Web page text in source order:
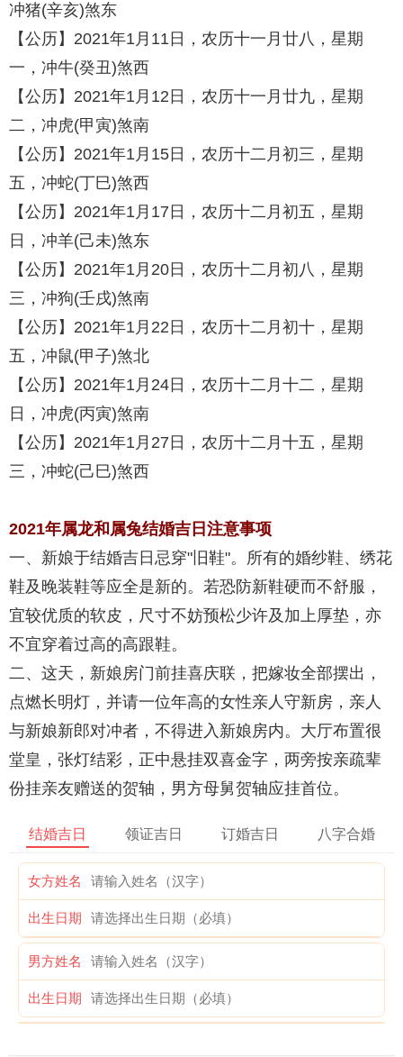
冲猪(辛亥)煞东
【公历】2021年1月11日，农历十一月廿八，星期
一，冲牛(癸丑)煞西
【公历】2021年1月12日，农历十一月廿九，星期
二，冲虎(甲寅)煞南
【公历】2021年1月15日，农历十二月初三，星期
五，冲蛇(丁巳)煞西
【公历】2021年1月17日，农历十二月初五，星期
日，冲羊(己未)煞东
【公历】2021年1月20日，农历十二月初八，星期
三，冲狗(壬戌)煞南
【公历】2021年1月22日，农历十二月初十，星期
五，冲鼠(甲子)煞北
【公历】2021年1月24日，农历十二月十二，星期
日，冲虎(丙寅)煞南
【公历】2021年1月27日，农历十二月十五，星期
三，冲蛇(己巳)煞西
2021年属龙和属兔结婚吉日注意事项
一、新娘于结婚吉日忌穿"旧鞋"。所有的婚纱鞋、绣花
鞋及晚装鞋等应全是新的。若恐防新鞋硬而不舒服，
宜较优质的软皮，尺寸不妨预松少许及加上厚垫，亦
不宜穿着过高的高跟鞋。
二、这天，新娘房门前挂喜庆联，把嫁妆全部摆出，
点燃长明灯，并请一位年高的女性亲人守新房，亲人
与新娘新郎对冲者，不得进入新娘房内。大厅布置很
堂皇，张灯结彩，正中悬挂双喜金字，两旁按亲疏辈
份挂亲友赠送的贺轴，男方母舅贺轴应挂首位。
结婚吉日 领证吉日 订婚吉日 八字合婚
女方姓名
出生日期
男方姓名
出生日期